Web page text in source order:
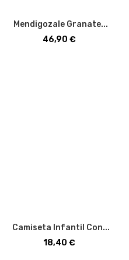
Mendigozale Granate...
Precio
46,90 €
Camiseta Infantil Con...
Precio
18,40 €